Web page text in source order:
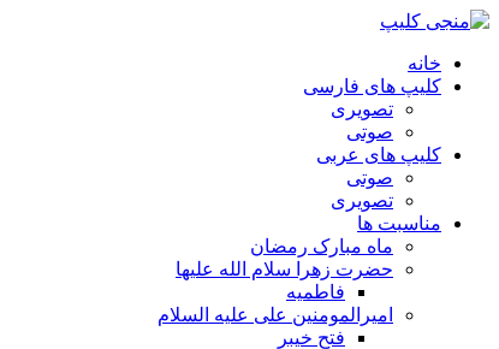
خانه
کلیپ های فارسی
تصویری
صوتی
کلیپ های عربی
صوتی
تصویری
مناسبت ها
ماه مبارک رمضان
حضرت زهرا سلام الله علیها
فاطمیه
امیرالمومنین علی علیه السلام
فتح خیبر